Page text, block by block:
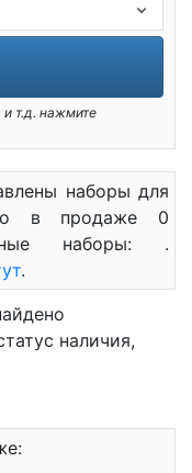
т.д. нажмите
наборы для
в продаже 0
наборы: .
.
наличия,